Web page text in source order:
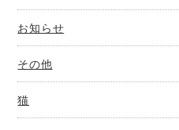
お知らせ
その他
猫